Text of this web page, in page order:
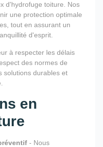
d'hydrofuge toiture. Nos
une protection optimale
tout en assurant un
d'esprit.
à respecter les délais
des normes de
solutions durables et
en
- Nous